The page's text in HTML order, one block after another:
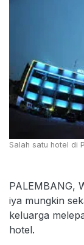
Salah satu hotel di
PALEMBANG,
iya mungkin
keluarga
hotel.